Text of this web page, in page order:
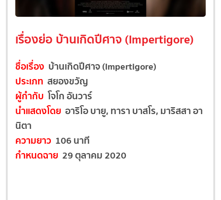
เรื่องย่อ บ้านเกิดปีศาจ (Impertigore)
ชื่อเรื่อง บ้านเกิดปีศาจ (Impertigore)
ประเภท สยองขวัญ
ผู้กำกับ โจโก อันวาร์
นำแสดงโดย อาริโอ บายู, ทารา บาสโร, มาริสสา อา
นิตา
ความยาว 106 นาที
กำหนดฉาย 29 ตุลาคม 2020